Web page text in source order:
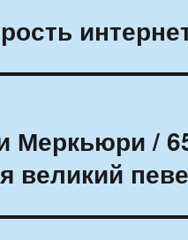
Меркьюри /
великий